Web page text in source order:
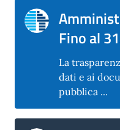
Fino al
La
dati e ai
pubblica ...